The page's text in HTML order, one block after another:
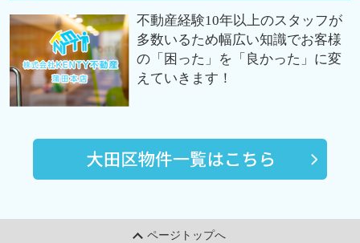
不動産経験10年以上のスタッフが
多数いるため幅広い知識でお客様
の「困った」を「良かった」に変
えていきます！
ページトップへ